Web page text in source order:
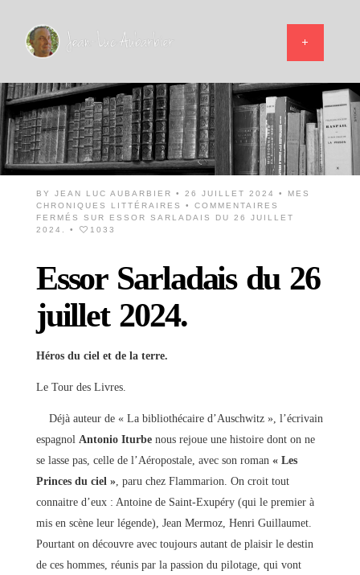
BY JEAN LUC AUBARBIER • 26 JUILLET 2024 •
MES
CHRONIQUES LITTÉRAIRES
• COMMENTAIRES
FERMÉS
SUR ESSOR SARLADAIS DU 26 JUILLET
2024.
• 1033
Essor Sarladais du 26
juillet 2024.
Héros du ciel et de la terre.
Le Tour des Livres.
Déjà auteur de « La bibliothécaire d’Auschwitz », l’écrivain
espagnol Antonio Iturbenous rejoue une histoire dont on ne
se lasse pas, celle de l’Aéropostale, avec son roman « Les
Princes du ciel », paru chez Flammarion. On croit tout
connaitre d’eux : Antoine de Saint-Exupéry (qui le premier à
mis en scène leur légende), Jean Mermoz, Henri Guillaumet.
Pourtant on découvre avec toujours autant de plaisir le destin
de ces hommes, réunis par la passion du pilotage, qui vont